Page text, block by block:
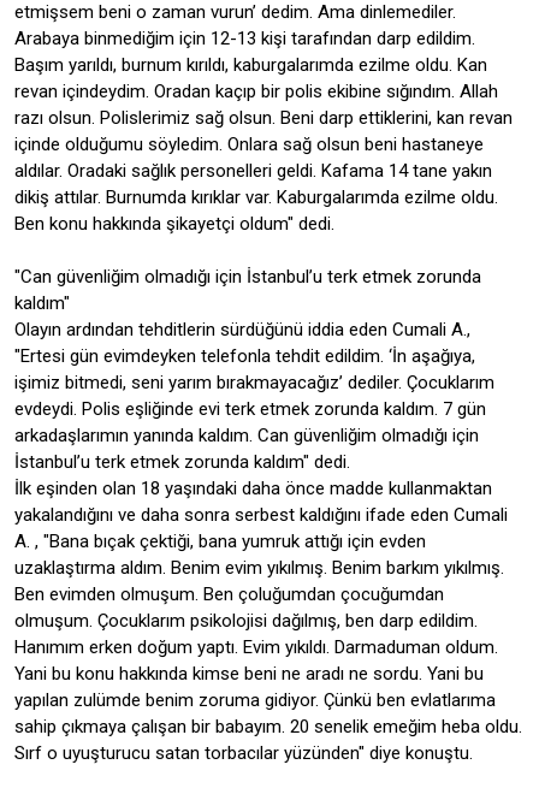
etmişsem beni o zaman vurun’ dedim. Ama dinlemediler.
Arabaya binmediğim için 12-13 kişi tarafından darp edildim.
Başım yarıldı, burnum kırıldı, kaburgalarımda ezilme oldu. Kan
revan içindeydim. Oradan kaçıp bir polis ekibine sığındım. Allah
razı olsun. Polislerimiz sağ olsun. Beni darp ettiklerini, kan revan
içinde olduğumu söyledim. Onlara sağ olsun beni hastaneye
aldılar. Oradaki sağlık personelleri geldi. Kafama 14 tane yakın
dikiş attılar. Burnumda kırıklar var. Kaburgalarımda ezilme oldu.
Ben konu hakkında şikayetçi oldum" dedi.
"Can güvenliğim olmadığı için İstanbul’u terk etmek zorunda
kaldım"
Olayın ardından tehditlerin sürdüğünü iddia eden Cumali A.,
"Ertesi gün evimdeyken telefonla tehdit edildim. ‘İn aşağıya,
işimiz bitmedi, seni yarım bırakmayacağız’ dediler. Çocuklarım
evdeydi. Polis eşliğinde evi terk etmek zorunda kaldım. 7 gün
arkadaşlarımın yanında kaldım. Can güvenliğim olmadığı için
İstanbul’u terk etmek zorunda kaldım" dedi.
İlk eşinden olan 18 yaşındaki daha önce madde kullanmaktan
yakalandığını ve daha sonra serbest kaldığını ifade eden Cumali
A. , "Bana bıçak çektiği, bana yumruk attığı için evden
uzaklaştırma aldım. Benim evim yıkılmış. Benim barkım yıkılmış.
Ben evimden olmuşum. Ben çoluğumdan çocuğumdan
olmuşum. Çocuklarım psikolojisi dağılmış, ben darp edildim.
Hanımım erken doğum yaptı. Evim yıkıldı. Darmaduman oldum.
Yani bu konu hakkında kimse beni ne aradı ne sordu. Yani bu
yapılan zulümde benim zoruma gidiyor. Çünkü ben evlatlarıma
sahip çıkmaya çalışan bir babayım. 20 senelik emeğim heba oldu.
Sırf o uyuşturucu satan torbacılar yüzünden" diye konuştu.